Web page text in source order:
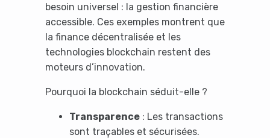
besoin universel : la gestion financière
accessible. Ces exemples montrent que
la finance décentralisée et les
technologies blockchain restent des
moteurs d’innovation.
Pourquoi la blockchain séduit-elle ?
Transparence: Les transactions
sont traçables et sécurisées.